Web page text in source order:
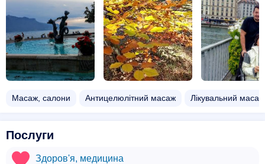
Масаж, салони Антицелюлітний масаж Лікувальний масаж
Послуги
Здоров'я, медицина